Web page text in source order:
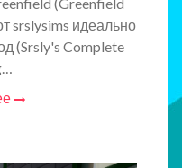
srslysims идеально
(Srsly's Complete